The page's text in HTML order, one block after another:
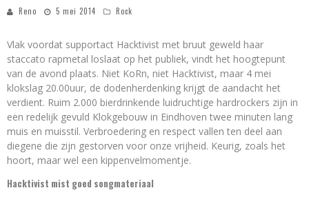
Reno 5 mei 2014 Rock
Vlak voordat supportact Hacktivist met bruut geweld haar
staccato rapmetal loslaat op het publiek, vindt het hoogtepunt
van de avond plaats. Niet KoRn, niet Hacktivist, maar 4 mei
klokslag 20.00uur, de dodenherdenking krijgt de aandacht het
verdient. Ruim 2.000 bierdrinkende luidruchtige hardrockers zijn in
een redelijk gevuld Klokgebouw in Eindhoven twee minuten lang
muis en muisstil. Verbroedering en respect vallen ten deel aan
diegene die zijn gestorven voor onze vrijheid. Keurig, zoals het
hoort, maar wel een kippenvelmomentje.
Hacktivist mist goed songmateriaal